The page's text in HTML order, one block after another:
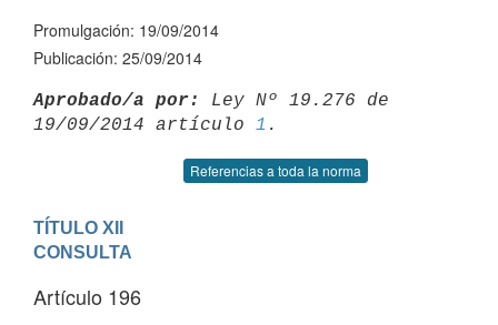
Promulgación: 19/09/2014
Publicación: 25/09/2014
Aprobado/a por:
Ley Nº 19.276 de
19/09/2014 artículo 1
Referencias a toda la norma
TÍTULO XII
CONSULTA
Artículo 196